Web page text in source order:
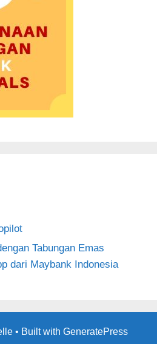
Tabungan Emas
dari Maybank Indonesia
• Built with GeneratePress